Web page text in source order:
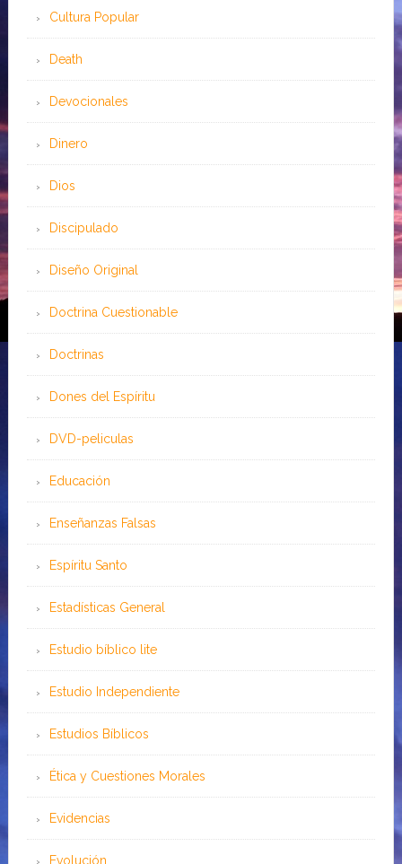
Cultura Popular
Death
Devocionales
Dinero
Dios
Discipulado
Diseño Original
Doctrina Cuestionable
Doctrinas
Dones del Espíritu
DVD-peliculas
Educación
Enseñanzas Falsas
Espíritu Santo
Estadísticas General
Estudio bíblico lite
Estudio Independiente
Estudios Bíblicos
Ética y Cuestiones Morales
Evidencias
Evolución